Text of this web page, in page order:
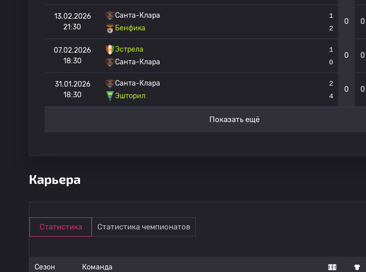
13.02.2026
21:30
Санта-Клара
Бенфика
1
2
0 0
07.02.2026
18:30
Эстрела
Санта-Клара
1
0
0 0
31.01.2026
18:30
Санта-Клара
Эшторил
2
4
0 0
Показать ещё
Карьера
Статистика Статистика чемпионатов
Сезон Команда